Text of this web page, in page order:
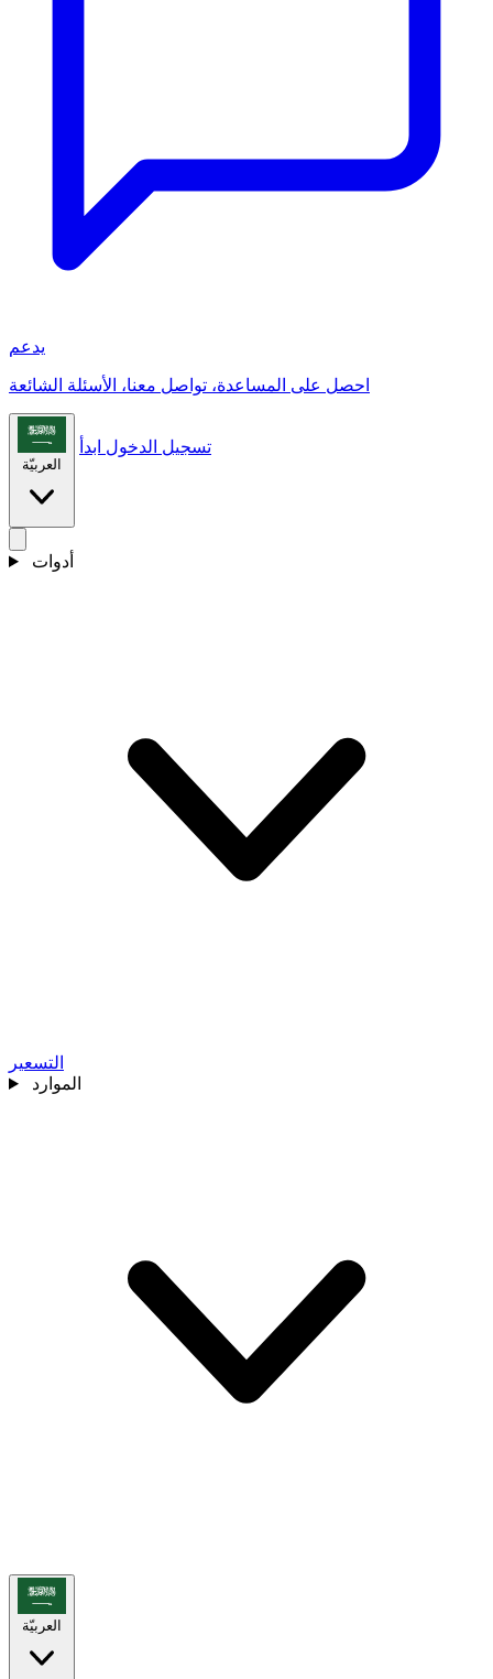
يدعم
احصل على المساعدة، تواصل معنا، الأسئلة الشائعة
العربيّة
تسجيل الدخول ابدأ
أدوات
التسعير
الموارد
العربيّة